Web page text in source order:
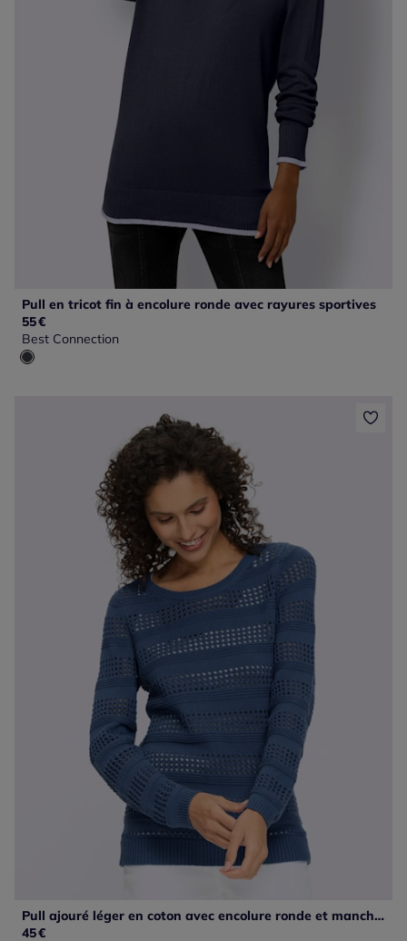
Pull en tricot fin à encolure ronde avec rayures sportives
55€
Best Connection
Pull ajouré léger en coton avec encolure ronde et manches longues
45€